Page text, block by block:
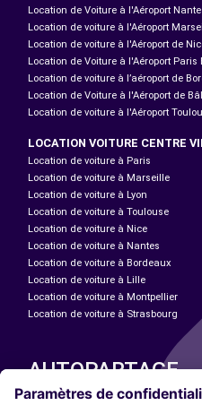
Location de Voiture à l'Aéroport
Location de voiture à l'Aéroport
Location de voiture à l'Aéroport de
Location de Voiture à l'Aéroport
Location de voiture à l’aéroport de
Location de Voiture à l'Aéroport de
Location de voiture à l'Aéroport
LOCATION VOITURE CENTRE
Location de voiture à Paris
Location de voiture à Marseille
Location de voiture à Lyon
Location de voiture à Toulouse
Location de voiture à Nice
Location de voiture à Nantes
Location de voiture à Bordeaux
Location de voiture à Lille
Location de voiture à Montpellier
Location de voiture à Strasbourg
AUTOPARTAGE